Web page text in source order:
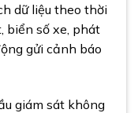
dữ liệu theo thời
biển số xe, phát
gửi cảnh báo
giám sát không